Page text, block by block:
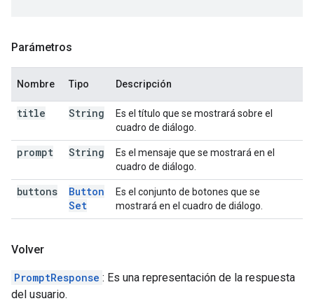
Parámetros
Nombre Tipo Descripción
title String
Es el título que se mostrará sobre el
cuadro de diálogo.
prompt String
Es el mensaje que se mostrará en el
cuadro de diálogo.
buttons
Button
Set
Es el conjunto de botones que se
mostrará en el cuadro de diálogo.
Volver
PromptResponse : Es una representación de la respuesta
del usuario.